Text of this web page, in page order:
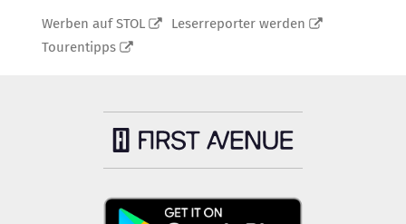
Werben auf STOL
Leserreporter werden
Tourentipps